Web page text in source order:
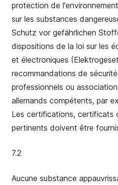
protection de
sur les substances
Schutz vor gefährlichen
dispositions de la loi sur les
et électroniques
recommandations de
professionnels ou
allemands compétents, par
Les certifications, certificats
pertinents doivent être
7.2
Aucune substance